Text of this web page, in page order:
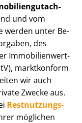
und vom
werden unter Be­
des
Im­mo­bi­li­en­wert­
marktkonform
wir auch
Zwecke aus.
Rest­nut­zungs­
möglichen